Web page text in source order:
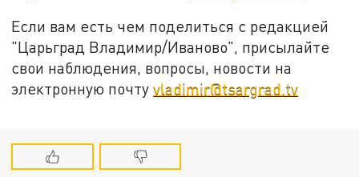
Если вам есть чем поделиться с редакцией
"Царьград Владимир/Иваново", присылайте
свои наблюдения, вопросы, новости на
электронную почтуvladimir@tsargrad.tv